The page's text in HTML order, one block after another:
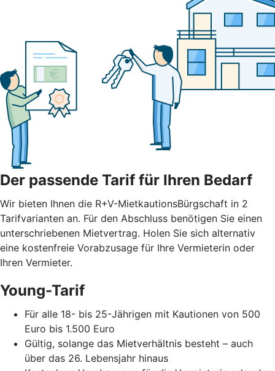
Der passende Tarif für Ihren Bedarf
Wir bieten Ihnen die R+V-MietkautionsBürgschaft in 2
Tarifvarianten an. Für den Abschluss benötigen Sie einen
unterschriebenen Mietvertrag. Holen Sie sich alternativ
eine kostenfreie Vorabzusage für Ihre Vermieterin oder
Ihren Vermieter.
Young-Tarif
Für alle 18- bis 25-Jährigen mit Kautionen von 500
Euro bis 1.500 Euro
Gültig, solange das Mietverhältnis besteht – auch
über das 26. Lebensjahr hinaus